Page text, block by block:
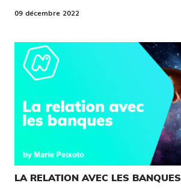
09 décembre 2022
LA RELATION AVEC LES BANQUES